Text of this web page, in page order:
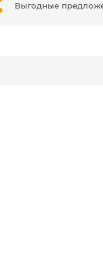
Выгодные